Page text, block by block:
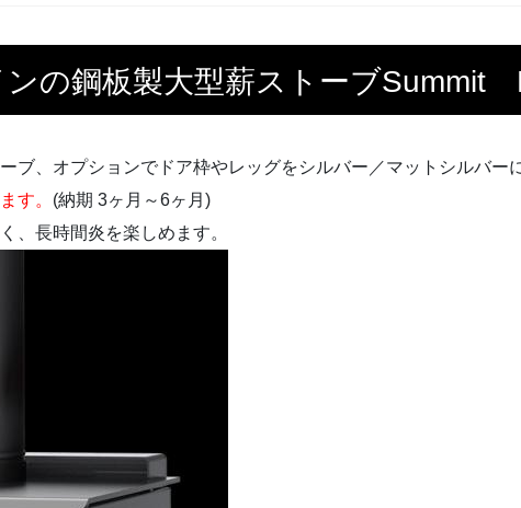
の鋼板製大型薪ストーブSummit
ブ、オプションでドア枠やレッグをシルバー／マットシルバー
す。 (納期 3ヶ月～6ヶ月)
、長時間炎を楽しめます。